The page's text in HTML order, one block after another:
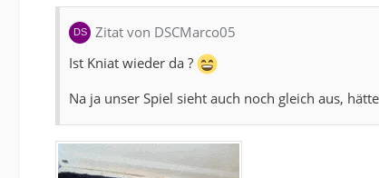
Zitat von DSCMarco05
Ist Kniat wieder da ?
Na ja unser Spiel sieht auch noch gleich aus,